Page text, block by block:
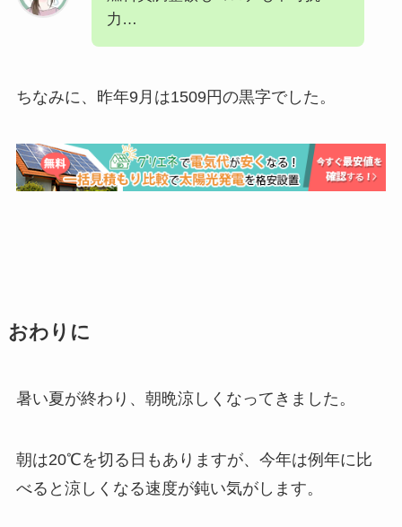
力…
ちなみに、昨年9月は1509円の黒字でした。
おわりに
暑い夏が終わり、朝晩涼しくなってきました。
朝は20℃を切る日もありますが、今年は例年に比
べると涼しくなる速度が鈍い気がします。